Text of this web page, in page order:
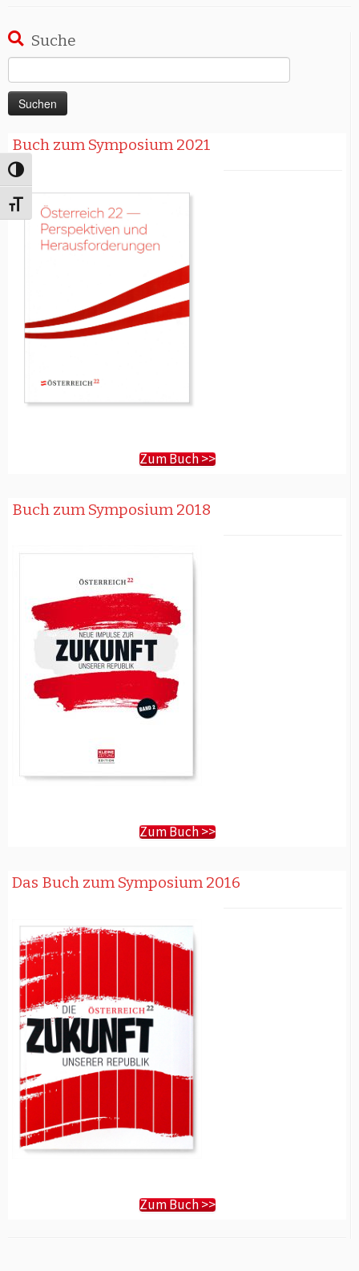
Umschalten auf hohe Kontraste
Schrift vergrößern
Suche
nach:
Buch zum Symposium 2021
Zum Buch >>
Buch zum Symposium 2018
Zum Buch >>
Das Buch zum Symposium 2016
Zum Buch >>